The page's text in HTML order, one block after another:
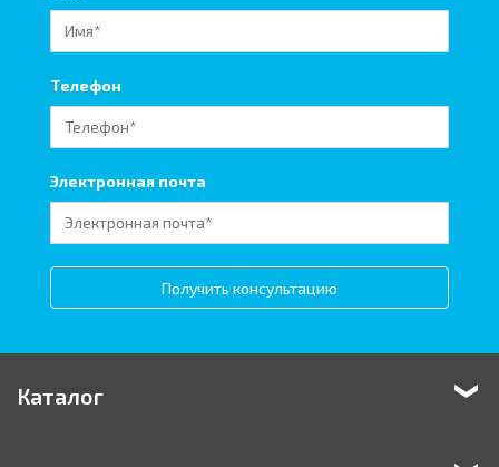
Телефон
Электронная почта
Получить консультацию
Каталог